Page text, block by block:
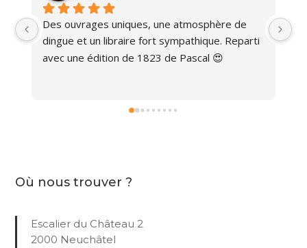
Des ouvrages uniques, une atmosphère de
dingue et un libraire fort sympathique. Reparti
avec une édition de 1823 de Pascal 😍
Où nous trouver ?
Escalier du Château 2
2000 Neuchâtel